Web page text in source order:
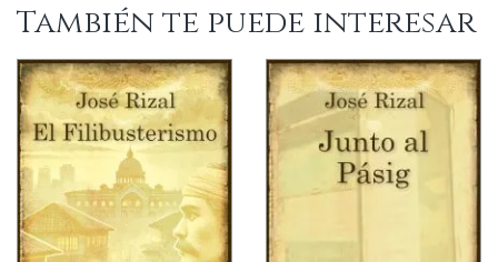
También te puede interesar